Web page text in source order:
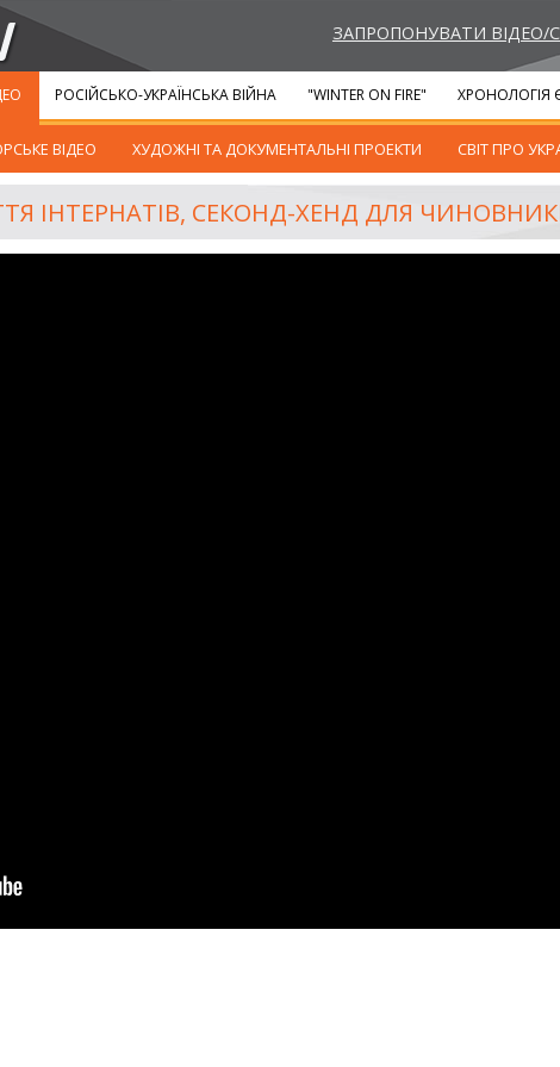
ЗАПРОПОНУВАТИ ВІДЕО/
ВІДЕО ХУДОЖНІ ТА ДОКУМЕНТАЛЬНІ ПРОЕКТИ СВІТ ПРО
РОСІЙСЬКО-УКРАЇНСЬКА ВІЙНА "WINTER ON FIRE" ХРОНОЛОГІЯ
ІНТЕРНАТІВ, СЕКОНД-ХЕНД ДЛЯ